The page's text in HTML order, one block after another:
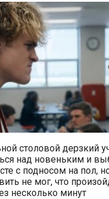
столовой дерзкий
над новеньким и
с подносом на пол,
не мог, что
несколько минут